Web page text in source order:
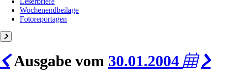
Wochenendbeilage
Fotoreportagen
Ausgabe vom 30.01.2004